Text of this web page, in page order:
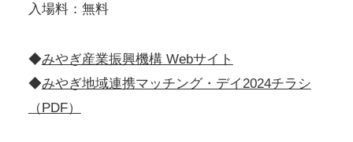
入場料：無料
◆みやぎ産業振興機構 Webサイト
◆みやぎ地域連携マッチング・デイ2024チラシ
（PDF）